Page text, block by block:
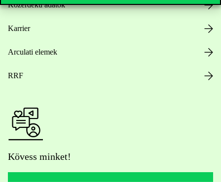
Közérdekű adatok
Karrier
Arculati elemek
RRF
Kövess minket!